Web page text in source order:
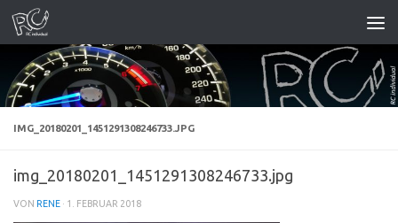
Zum Inhalt springen
IMG_20180201_1451291308246733.JPG
img_20180201_1451291308246733.jpg
VON RENE · 1. FEBRUAR 2018